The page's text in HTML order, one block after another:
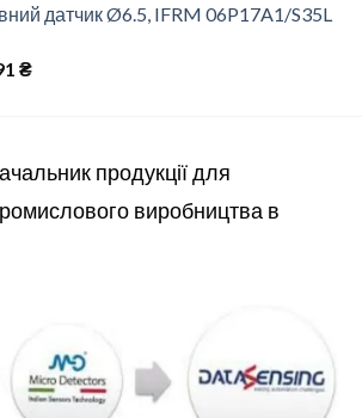
датчик Ø6.5, IFRM 06P17A1/S35L
₴
продукції для
виробництва в